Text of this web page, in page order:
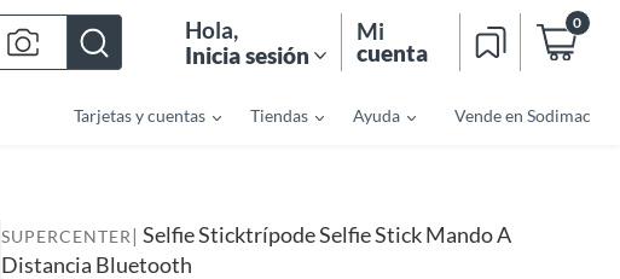
Hola,
Inicia sesión
Mi
cuenta
0
Tarjetas y cuentas Tiendas Ayuda Vende en Sodimac
SUPERCENTER | Selfie Sticktrípode Selfie Stick Mando A
Distancia Bluetooth
e
r